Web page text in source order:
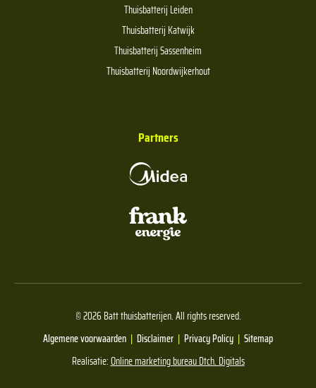
Thuisbatterij Leiden
Thuisbatterij Katwijk
Thuisbatterij Sassenheim
Thuisbatterij Noordwijkerhout
Partners
© 2026 Batt thuisbatterijen. All rights reserved.
Algemene voorwaarden
Disclaimer Privacy Policy
Sitemap
Realisatie:Online marketing bureau Dtch. Digitals